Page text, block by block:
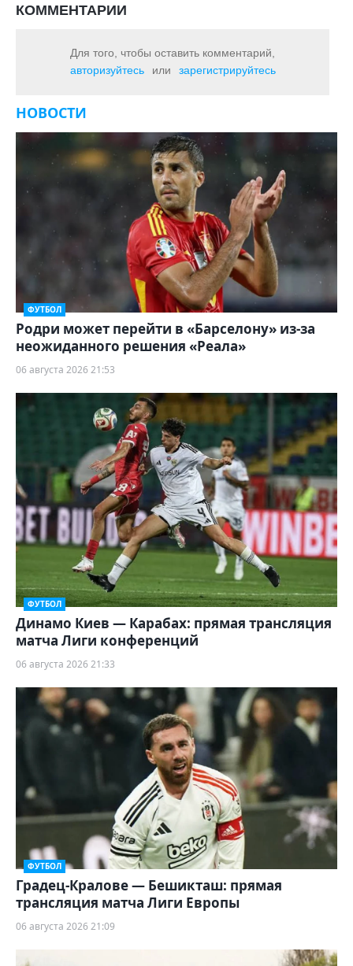
КОММЕНТАРИИ
Для того, чтобы оставить комментарий,
авторизуйтесь
или зарегистрируйтесь
НОВОСТИ
ФУТБОЛ
Родри может перейти в «Барселону» из-за
неожиданного решения «Реала»
06 августа 2026 21:53
ФУТБОЛ
Динамо Киев — Карабах: прямая трансляция
матча Лиги конференций
06 августа 2026 21:33
ФУТБОЛ
Градец-Кралове — Бешикташ: прямая
трансляция матча Лиги Европы
06 августа 2026 21:09